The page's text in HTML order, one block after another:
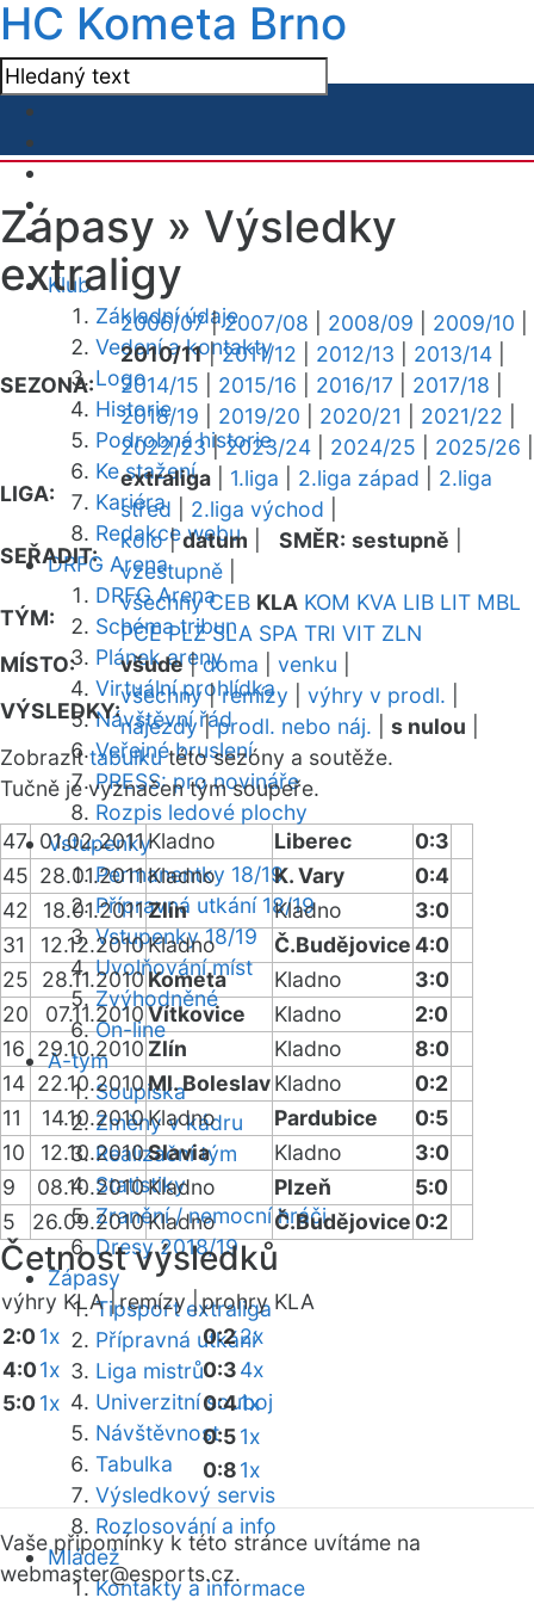
HC Kometa Brno
Klub
Základní údaje
Vedení a kontakty
Logo
Historie
Podrobná historie
Ke stažení
Kariéra
Redakce webu
DRFG Arena
DRFG Arena
Schéma tribun
Plánek areny
Virtuální prohlídka
Návštěvní řád
Veřejné bruslení
PRESS: pro novináře
Rozpis ledové plochy
Vstupenky
Permanentky 18/19
Přípravná utkání 18/19
Vstupenky 18/19
Uvolňování míst
Zvýhodněné
On-line
A-tým
Soupiska
Změny v kádru
Realizační tým
Statistiky
Zranění / nemocní hráči
Dresy 2018/19
Zápasy
Tipsport extraliga
Přípravná utkání
Liga mistrů
Univerzitní souboj
Návštěvnost
Tabulka
Výsledkový servis
Rozlosování a info
Mládež
Kontakty a informace
Zápasy » Výsledky
extraligy
SEZONA:
2006/07|2007/08 2008/09 2009/10
2010/11|2011/12 2012/13 2013/14
2014/15
2015/16 2016/17 2017/18
2018/19
2019/20 2020/21 2021/22
2022/23|2023/24 2024/25 2025/26
LIGA:
extraliga 1.liga 2.liga západ
2.liga
střed
2.liga východ
SEŘADIT:
kolo|datum SMĚR: sestupně
vzestupně
TÝM:
všechny CEB KLA KOM KVA LIB LIT MBL
PCE PLZ SLA SPA TRI VIT ZLN
MÍSTO:
všude|doma venku
VÝSLEDKY:
všechny|remízy výhry v prodl.
nájezdy|prodl. nebo náj. s nulou
Zobrazittabulkutéto sezóny a soutěže.
Tučně je vyznačen tým soupeře.
47 01.02.2011Kladno Liberec
0:3
45 28.01.2011Kladno K. Vary
0:4
42
18.01.2011Zlín Kladno
3:0
31
12.12.2010Kladno Č.Budějovice4:0
25
28.11.2010Kometa Kladno
3:0
20
07.11.2010Vítkovice Kladno
2:0
16 29.10.2010 Zlín Kladno
8:0
14 22.10.2010Ml. BoleslavKladno
0:2
11
14.10.2010Kladno Pardubice
0:5
10
12.10.2010Slavia Kladno
3:0
9
08.10.2010Kladno Plzeň
5:0
5
26.09.2010Kladno Č.Budějovice 0:2
Četnost výsledků
výhry KLA |remízy |prohry KLA
2:01x
4:01x
5:01x
0:22x
0:34x
0:41x
0:51x
0:81x
Vaše připomínky k této stránce uvítáme na
webmaster@esports.cz.